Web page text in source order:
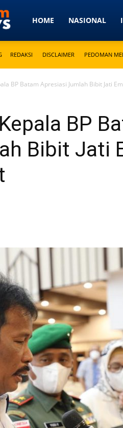
Detikkeprinews.com
HOME NASIONAL
REDAKSI DISCLAIMER PEDOMAN
BP Batam Apresiasi Jumlah Bibit Jati
BP
Bibit Jati